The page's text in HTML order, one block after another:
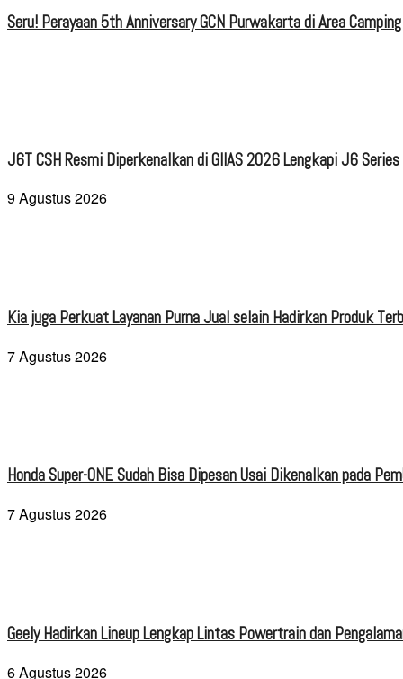
Seru! Perayaan 5th Anniversary GCN Purwakarta di Area
J6T CSH Resmi Diperkenalkan di GIIAS 2026 Lengkapi J6
9 Agustus 2026
Kia juga Perkuat Layanan Purna Jual selain Hadirkan Produk
7 Agustus 2026
Honda Super-ONE Sudah Bisa Dipesan Usai Dikenalkan pada
7 Agustus 2026
Geely Hadirkan Lineup Lengkap Lintas Powertrain dan
6 Agustus 2026